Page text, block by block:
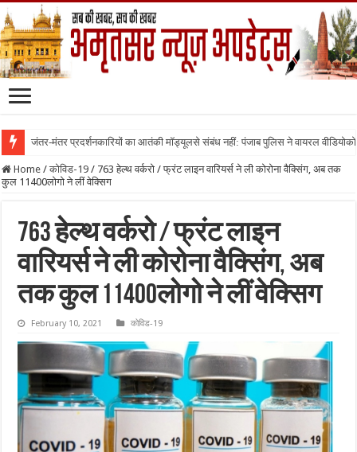
जंतर-मंतर प्रदर्शनकारियों का आतंकी मॉड्यूलसे संबंध नहीं: पंजाब पुलिस ने वायरल वीडियोको
Home / कोविड-19 / 763 हेल्थ वर्करो / फ्रंट लाइन वारियर्स ने ली कोरोना वैक्सिंग, अब तक
कुल 11400लोगो ने लीं वेक्सिग
763 हेल्थ वर्करो / फ्रंट लाइन
वारियर्स ने ली कोरोना वैक्सिंग, अब
तक कुल 11400लोगो ने लीं वेक्सिग
February 10, 2021 कोविड-19